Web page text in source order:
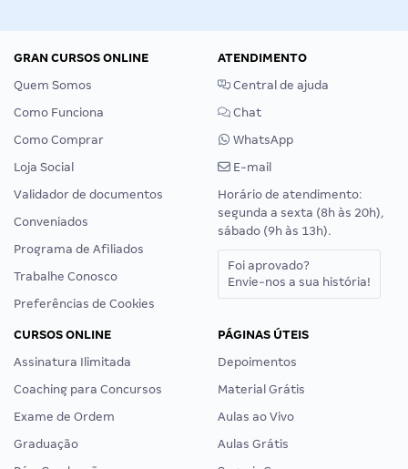
GRAN CURSOS ONLINE
Quem Somos
Como Funciona
Como Comprar
Loja Social
Validador de documentos
Conveniados
Programa de Afiliados
Trabalhe Conosco
Preferências de Cookies
ATENDIMENTO
Central de ajuda
Chat
WhatsApp
E-mail
Horário de atendimento:
segunda a sexta (8h às 20h),
sábado (9h às 13h).
Foi aprovado?
Envie-nos a sua história!
CURSOS ONLINE
Assinatura Ilimitada
Coaching para Concursos
Exame de Ordem
Graduação
PÁGINAS ÚTEIS
Depoimentos
Material Grátis
Aulas ao Vivo
Aulas Grátis